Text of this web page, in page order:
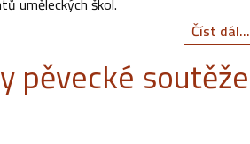
Číst dál...
pěvecké soutěže